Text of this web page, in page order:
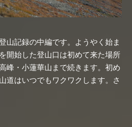
山記録の中編です。ようやく始ま
開始した登山口は初めて来た場所
峰・小蓮華山まで続きます。初め
道はいつでもワクワクします。さ